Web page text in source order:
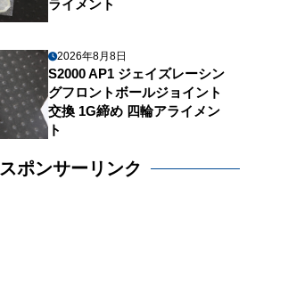
ライメント
2026年8月8日
S2000 AP1 ジェイズレーシン
グフロントボールジョイント
交換 1G締め 四輪アライメン
ト
スポンサーリンク